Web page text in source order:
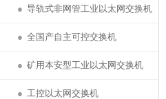
● 导轨式非网管工业以太网交换机
● 全国产自主可控交换机
● 矿用本安型工业以太网交换机
● 工控以太网交换机